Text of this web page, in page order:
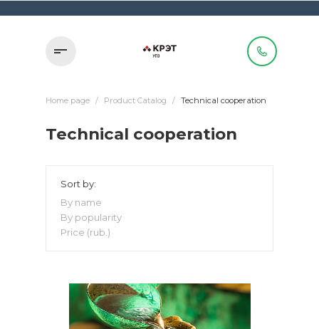
Home page / Product Catalog / Technical cooperation
Technical cooperation
Sort by:
By name
By popularity
Price (rub.)